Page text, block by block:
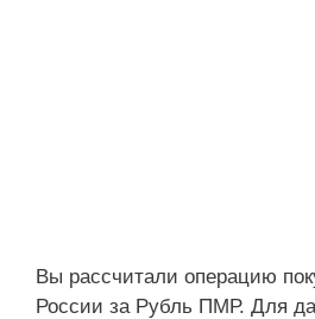
Вы рассчитали операцию
России за Рубль ПМР. Для